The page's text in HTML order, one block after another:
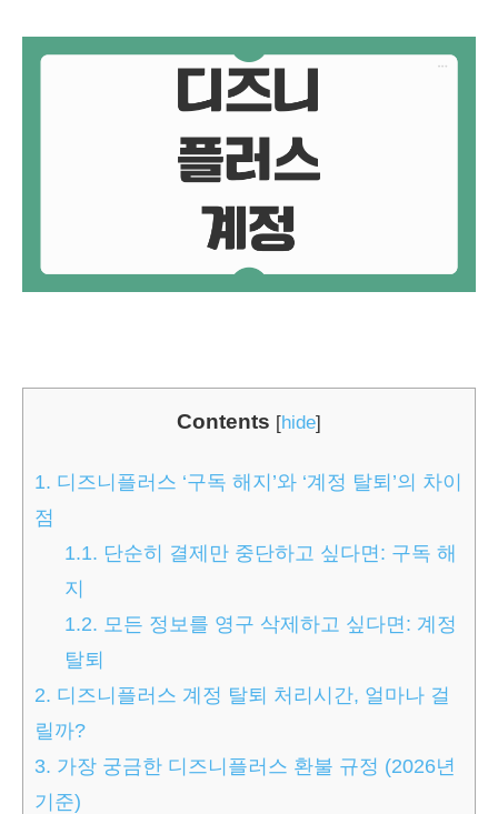
Contents [hide]
1. 디즈니플러스 ‘구독 해지’와 ‘계정 탈퇴’의 차이
점
1.1. 단순히 결제만 중단하고 싶다면: 구독 해
지
1.2. 모든 정보를 영구 삭제하고 싶다면: 계정
탈퇴
2. 디즈니플러스 계정 탈퇴 처리시간, 얼마나 걸
릴까?
3. 가장 궁금한 디즈니플러스 환불 규정 (2026년
기준)